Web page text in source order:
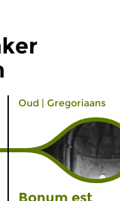
Oud | Gregoriaans
Bonum est